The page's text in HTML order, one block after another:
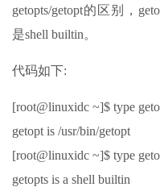
getopts/getopt的区别，
是shell builtin。
代码如下:
[root@linuxidc ~]$ type
getopt is /usr/bin/getopt
[root@linuxidc ~]$ type
getopts is a shell builtin